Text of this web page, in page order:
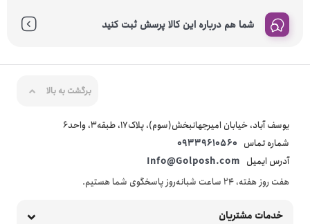
شما هم درباره این کالا پرسش ثبت کنید
برگشت به بالا
یوسف آباد، خیابان امیرجهانبخش(سوم)، پلاک17، طبقه3، واحد6
شماره تماس 09339610560
آدرس ایمیل Info@Golposh.com
هفت روز هفته، ۲۴ ساعت شبانه‌روز پاسخگوی شما هستیم.
خدمات مشتریان